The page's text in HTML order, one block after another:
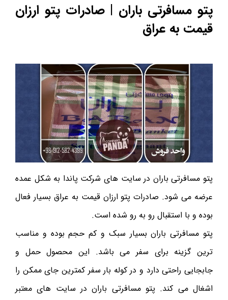
پتو مسافرتی باران | صادرات پتو ارزان
قیمت به عراق
پتو مسافرتی باران در سایت های شرکت پاندا به شکل عمده
عرضه می شود. صادرات پتو ارزان قیمت به عراق بسیار فعال
بوده و با استقبال رو به رو شده است.
پتو مسافرتی باران بسیار سبک و کم حجم بوده و مناسب
ترین گزینه برای سفر می باشد. این محصول حمل و
جابجایی راحتی دارد و در کوله بار سفر کمترین جای ممکن را
اشغال می کند. پتو مسافرتی باران در سایت های معتبر